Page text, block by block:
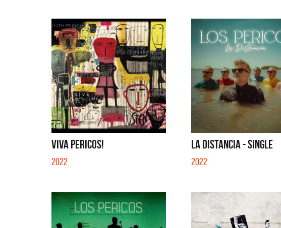
VIVA PERICOS!
2022
LA DISTANCIA - SINGLE
2022
La Muela y Sus Amigos
QUE NO SE MUELA LA MUELA